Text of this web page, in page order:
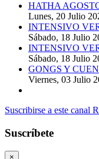
HATHA
Lunes, 20 Julio
INTENSIVO
Sábado, 18 Julio
INTENSIVO
Sábado, 18 Julio
GONGS Y
Viernes, 03 Julio
Suscribirse a este canal
Suscríbete
×